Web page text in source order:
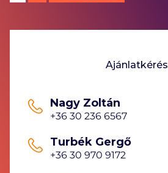
Ajánlatkérés
Nagy Zoltán
+36 30 236 6567
Turbék Gergő
+36 30 970 9172